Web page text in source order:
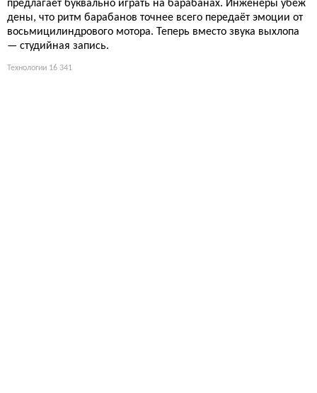
предлагает буквально играть на барабанах. Инженеры убеж
дены, что ритм барабанов точнее всего передаёт эмоции от
восьмицилиндрового мотора. Теперь вместо звука выхлопа
— студийная запись.
Технологии 16 341